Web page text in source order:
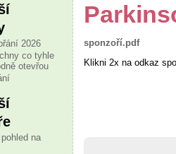
2026
co tyhle
otevřou
pohled na
sponzoří.pdf
Klikni 2x na odkaz